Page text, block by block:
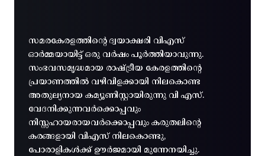
സമരകേരളത്തിൻ്റെ ദ്വയാക്ഷരി വിഎസ്
ഓർമ്മയായിട്ട് ഒരു വർഷം പൂർത്തിയാവുന്നു.
സംഭവസമൃദ്ധമായ രാഷ്ട്രീയ കേരളത്തിന്റെ
പ്രയാണത്തിൽ വഴിവിളക്കായി നിലകൊണ്ട
അതുല്യനായ കമ്യൂണിസ്റ്റായിരുന്നു വി എസ്.
വേദനിക്കുന്നവർക്കൊപ്പവും
നിസ്സഹായരായവർക്കൊപ്പവും കരുതലിന്റെ
കരങ്ങളായി വിഎസ് നിലകൊണ്ടു,
പോരാളികൾക്ക് ഊർജമായി മുന്നേനയിച്ചു.